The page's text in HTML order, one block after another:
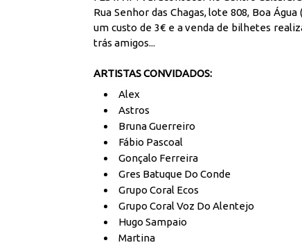
Rua Senhor das Chagas, lote 808, Boa
um custo de 3€ e a venda de bilhetes
trás amigos...
ARTISTAS CONVIDADOS:
Alex
Astros
Bruna Guerreiro
Fábio Pascoal
Gonçalo Ferreira
Gres Batuque Do Conde
Grupo Coral Ecos
Grupo Coral Voz Do Alentejo
Hugo Sampaio
Martina